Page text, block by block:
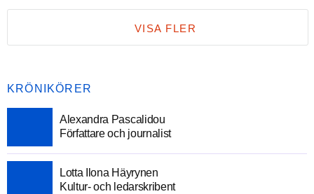
VISA FLER
KRÖNIKÖRER
Alexandra Pascalidou
Författare och journalist
Lotta Ilona Häyrynen
Kultur- och ledarskribent